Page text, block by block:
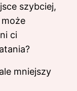
szybciej,
ci
mniejszy